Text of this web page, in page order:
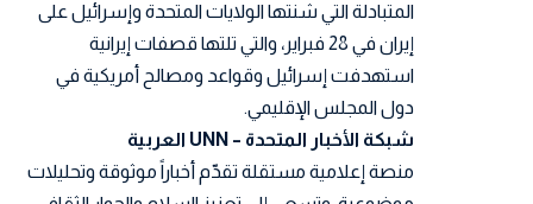
المتبادلة التي شنتها الولايات المتحدة وإسرائيل على
إيران في 28 فبراير، والتي تلتها قصفات إيرانية
استهدفت إسرائيل وقواعد ومصالح أمريكية في
دول المجلس الإقليمي.
شبكة الأخبار المتحدة – UNN العربية
منصة إعلامية مستقلة تقدّم أخباراً موثوقة وتحليلات